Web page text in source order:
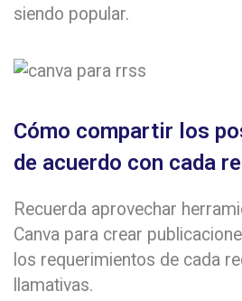
siendo popular.
Cómo compartir los
de acuerdo con cada
Recuerda aprovechar
Canva para crear
los requerimientos de cada
llamativas.